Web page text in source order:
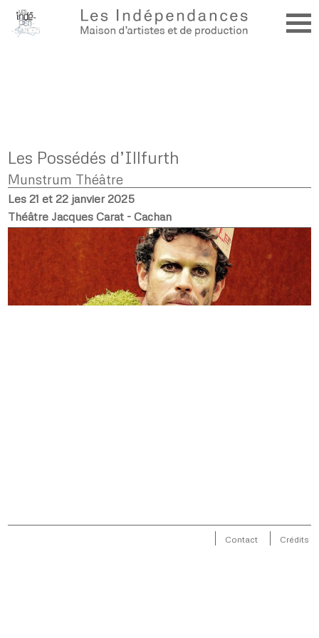
Les Possédés d’Illfurth
Munstrum Théâtre
Les 21 et 22 janvier 2025
Théâtre Jacques Carat - Cachan
Contact Crédits